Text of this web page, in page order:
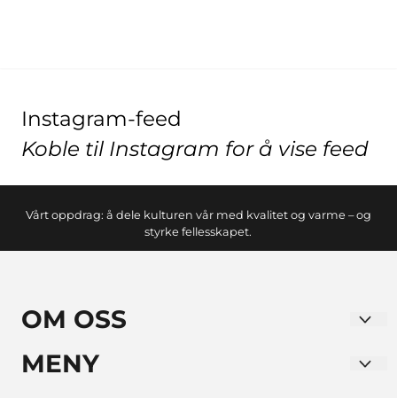
Instagram-feed
Koble til Instagram for å vise feed
Vårt oppdrag: å dele kulturen vår med kvalitet og varme – og
styrke fellesskapet.
OM OSS
LA BODEGUITA NORWAY AS
MENY